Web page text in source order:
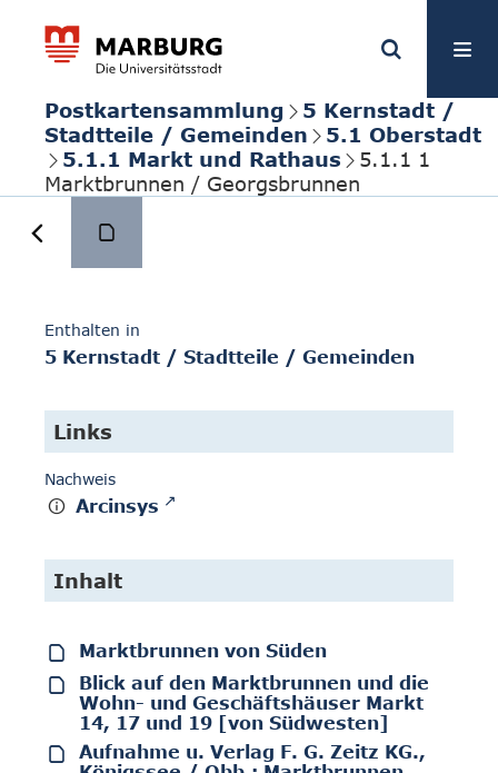
Postkartensammlung
5 Kernstadt /
Stadtteile / Gemeinden
5.1 Oberstadt
5.1.1 Markt und Rathaus
5.1.1 1
Marktbrunnen / Georgsbrunnen
Enthalten in
5 Kernstadt / Stadtteile / Gemeinden
Links
Nachweis
Arcinsys
Inhalt
Marktbrunnen von Süden
Blick auf den Marktbrunnen und die
Wohn- und Geschäftshäuser Markt
14, 17 und 19 [von Südwesten]
Aufnahme u. Verlag F. G. Zeitz KG.,